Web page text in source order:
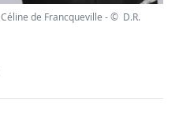
Céline de Francqueville - © D.R.